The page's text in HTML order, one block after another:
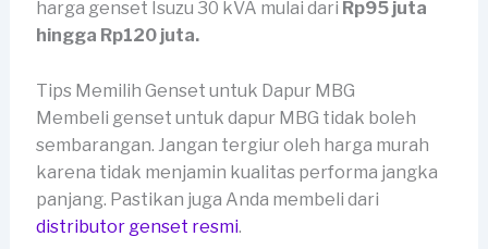
harga genset Isuzu 30 kVA mulai dari Rp95 juta
hingga Rp120 juta.
Tips Memilih Genset untuk Dapur MBG
Membeli genset untuk dapur MBG tidak boleh
sembarangan. Jangan tergiur oleh harga murah
karena tidak menjamin kualitas performa jangka
panjang. Pastikan juga Anda membeli dari
distributor genset resmi.